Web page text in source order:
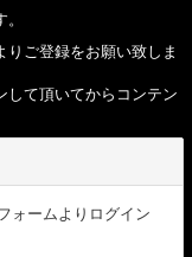
ご登録をお願い致しま
して頂いてからコンテン
ォームよりログイン